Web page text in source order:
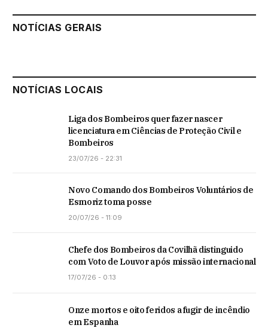
NOTÍCIAS GERAIS
NOTÍCIAS LOCAIS
Liga dos Bombeiros quer fazer nascer
licenciatura em Ciências de Proteção Civil e
Bombeiros
23/07/26 - 22:31
Novo Comando dos Bombeiros Voluntários de
Esmoriz toma posse
20/07/26 - 11:09
Chefe dos Bombeiros da Covilhã distinguido
com Voto de Louvor após missão internacional
17/07/26 - 0:13
Onze mortos e oito feridos a fugir de incêndio
em Espanha